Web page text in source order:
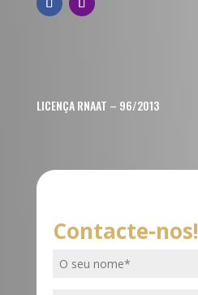
LICENÇA RNAAT – 96/2013
Contacte-nos!